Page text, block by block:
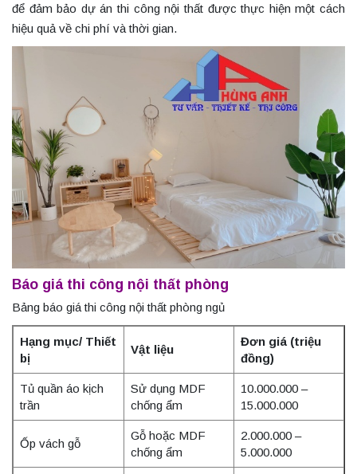
để đảm bảo dự án thi công nội thất được thực hiện một cách
hiệu quả về chi phí và thời gian.
Báo giá thi công nội thất phòng
Bảng báo giá thi công nội thất phòng ngủ
Hạng mục/ Thiết
bị
Vật liệu
Đơn giá (triệu
đồng)
Tủ quần áo kịch
trần
Sử dụng MDF
chống ẩm
10.000.000 –
15.000.000
Ốp vách gỗ
Gỗ hoặc MDF
chống ẩm
2.000.000 –
5.000.000